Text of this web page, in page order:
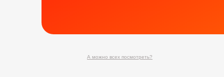
А можно всех посмотреть?